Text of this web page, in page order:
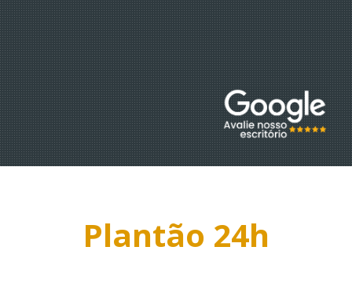
O ESCRITÓRIO
EQUIPE
EBOOKS
Plantão 24h